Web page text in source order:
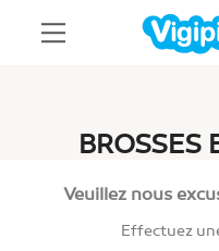
BROSSES
Veuillez nous
Effectuez